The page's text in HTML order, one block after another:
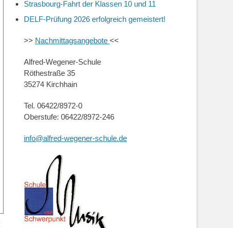
Strasbourg-Fahrt der Klassen 10 und 11
DELF-Prüfung 2026 erfolgreich gemeistert!
>> Nachmittagsangebote <<
Alfred-Wegener-Schule
Röthestraße 35
35274 Kirchhain
Tel. 06422/8972-0
Oberstufe: 06422/8972-246
info@alfred-wegener-schule.de